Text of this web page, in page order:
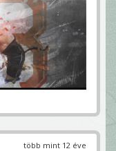
több mint 12 éve